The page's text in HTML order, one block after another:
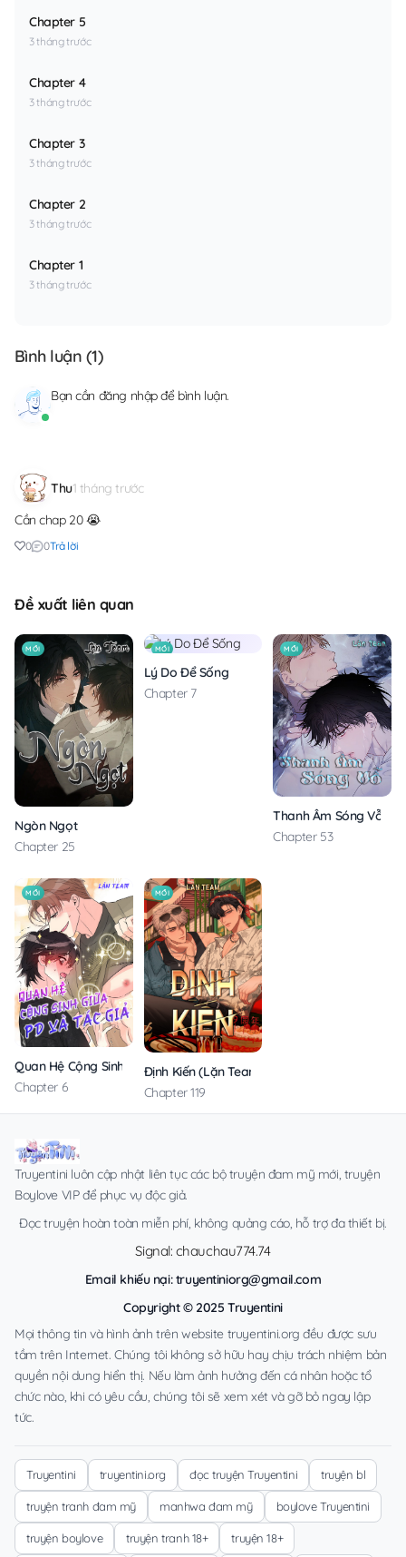
Chapter 5
3 tháng trước
Chapter 4
3 tháng trước
Chapter 3
3 tháng trước
Chapter 2
3 tháng trước
Chapter 1
3 tháng trước
Bình luận (1)
Bạn cần đăng nhậpđể bình luận.
Thu1 tháng trước
Cần chap 20 😭
0 0Trả lời
Đề xuất liên quan
MỚI
Ngòn Ngọt
Chapter 25
MỚI
Lý Do Để Sống
Chapter 7
MỚI
Thanh Âm Sóng Vỗ
Chapter 53
MỚI
Quan Hệ Cộng Sinh Giữa PD Và Tác Giả
Chapter 6
MỚI
Định Kiến (Lặn Team)
Chapter 119
Truyentini luôn cập nhật liên tục các bộ truyện đam mỹ mới, truyện
Boylove VIP để phục vụ độc giả.
Đọc truyện hoàn toàn miễn phí, không quảng cáo, hỗ trợ đa thiết bị.
Signal: chauchau774.74
Email khiếu nại:truyentiniorg@gmail.com
Copyright © 2025 Truyentini
Mọi thông tin và hình ảnh trên website truyentini.org đều được sưu
tầm trên Internet. Chúng tôi không sở hữu hay chịu trách nhiệm bản
quyền nội dung hiển thị. Nếu làm ảnh hưởng đến cá nhân hoặc tổ
chức nào, khi có yêu cầu, chúng tôi sẽ xem xét và gỡ bỏ ngay lập
tức.
Truyentini truyentini.org đọc truyện Truyentini truyện bl
truyện tranh đam mỹ manhwa đam mỹ boylove Truyentini
truyện boylove truyện tranh 18+ truyện 18+